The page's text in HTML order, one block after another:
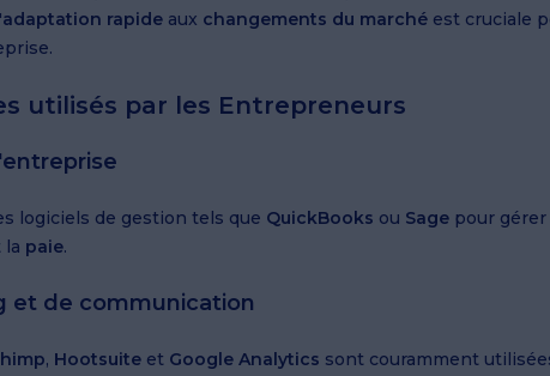
adaptation rapide aux changements du marché est cruciale
utilisés par les Entrepreneurs
logiciels de gestion tels que QuickBooks ou Sage pour gérer
la paie.
et de communication
, Hootsuite et Google Analytics sont couramment